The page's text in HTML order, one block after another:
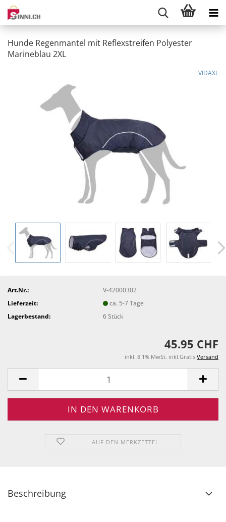
Hunde Regenmantel mit Reflexstreifen Polyester
Marineblau 2XL
VIDAXL
Art.Nr.:
V-42000302
Lieferzeit:
ca. 5-7 Tage
Lagerbestand:
6Stück
45.95 CHF
inkl. 8.1% MwSt. inkl.Gratis Versand
AUF DEN MERKZETTEL
Beschreibung